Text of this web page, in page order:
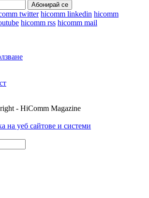
twitter hicomm linkedin hicomm
hicomm rss hicomm mail
- HiComm Magazine
на уеб сайтове и системи